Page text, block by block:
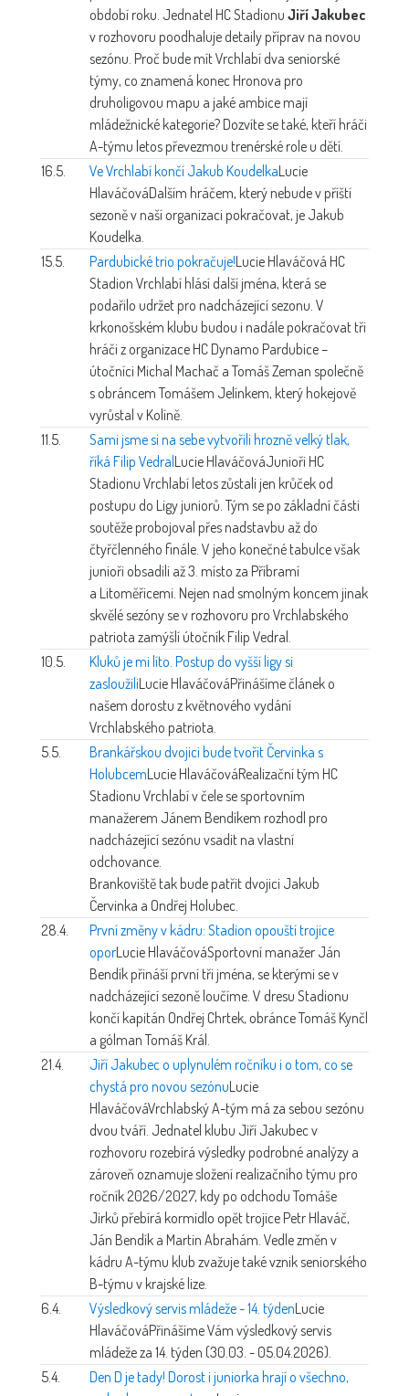
období roku. Jednatel HC Stadionu Jiří Jakubec
v rozhovoru poodhaluje detaily příprav na novou
sezónu. Proč bude mít Vrchlabí dva seniorské
týmy, co znamená konec Hronova pro
druholigovou mapu a jaké ambice mají
mládežnické kategorie? Dozvíte se také, kteří hráči
A-týmu letos převezmou trenérské role u dětí.
16.5.
Ve Vrchlabí končí Jakub KoudelkaLucie
HlaváčováDalším hráčem, který nebude v příští
sezoně v naší organizaci pokračovat, je Jakub
Koudelka.
15.5.
Pardubické trio pokračuje!Lucie Hlaváčová HC
Stadion Vrchlabí hlásí další jména, která se
podařilo udržet pro nadcházející sezonu. V
krkonošském klubu budou i nadále pokračovat tři
hráči z organizace HC Dynamo Pardubice –
útočníci Michal Machač a Tomáš Zeman společně
s obráncem Tomášem Jelínkem, který hokejově
vyrůstal v Kolíně.
11.5.
Sami jsme si na sebe vytvořili hrozně velký tlak,
říká Filip VedralLucie HlaváčováJunioři HC
Stadionu Vrchlabí letos zůstali jen krůček od
postupu do Ligy juniorů. Tým se po základní části
soutěže probojoval přes nadstavbu až do
čtyřčlenného finále. V jeho konečné tabulce však
junioři obsadili až 3. místo za Příbramí
a Litoměřicemi. Nejen nad smolným koncem jinak
skvělé sezóny se v rozhovoru pro Vrchlabského
patriota zamýšlí útočník Filip Vedral.
10.5.
Kluků je mi líto. Postup do vyšší ligy si
zasloužiliLucie HlaváčováPřinášíme článek o
našem dorostu z květnového vydání
Vrchlabského patriota.
5.5.
Brankářskou dvojici bude tvořit Červinka s
HolubcemLucie HlaváčováRealizační tým HC
Stadionu Vrchlabí v čele se sportovním
manažerem Jánem Bendíkem rozhodl pro
nadcházející sezónu vsadit na vlastní
odchovance.
Brankoviště tak bude patřit dvojici Jakub
Červinka a Ondřej Holubec.
28.4.
První změny v kádru: Stadion opouští trojice
oporLucie HlaváčováSportovní manažer Ján
Bendík přináší první tři jména, se kterými se v
nadcházející sezoně loučíme. V dresu Stadionu
končí kapitán Ondřej Chrtek, obránce Tomáš Kynčl
a gólman Tomáš Král.
21.4.
Jiří Jakubec o uplynulém ročníku i o tom, co se
chystá pro novou sezónuLucie
HlaváčováVrchlabský A-tým má za sebou sezónu
dvou tváří. Jednatel klubu Jiří Jakubec v
rozhovoru rozebírá výsledky podrobné analýzy a
zároveň oznamuje složení realizačního týmu pro
ročník 2026/2027, kdy po odchodu Tomáše
Jirků přebírá kormidlo opět trojice Petr Hlaváč,
Ján Bendík a Martin Abrahám. Vedle změn v
kádru A-týmu klub zvažuje také vznik seniorského
B-týmu v krajské lize.
6.4.
Výsledkový servis mládeže - 14. týdenLucie
HlaváčováPřinášíme Vám výsledkový servis
mládeže za 14. týden (30.03. - 05.04.2026).
5.4.
Den D je tady! Dorost i juniorka hrají o všechno,